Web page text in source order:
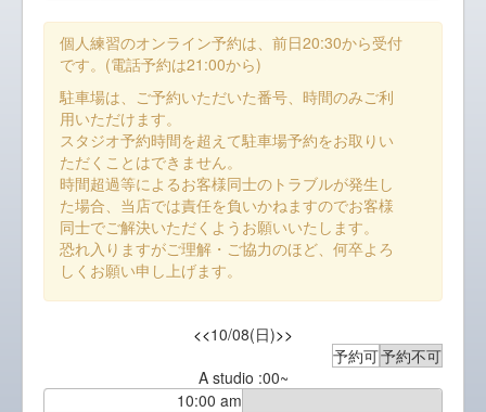
個人練習のオンライン予約は、前日20:30から受付
です。(電話予約は21:00から)
駐車場は、ご予約いただいた番号、時間のみご利
用いただけます。
スタジオ予約時間を超えて駐車場予約をお取りい
ただくことはできません。
時間超過等によるお客様同士のトラブルが発生し
た場合、当店では責任を負いかねますのでお客様
同士でご解決いただくようお願いいたします。
恐れ入りますがご理解・ご協力のほど、何卒よろ
しくお願い申し上げます。
<<10/08(日)>>
予約可予約不可
A studio :00~
10:00 am